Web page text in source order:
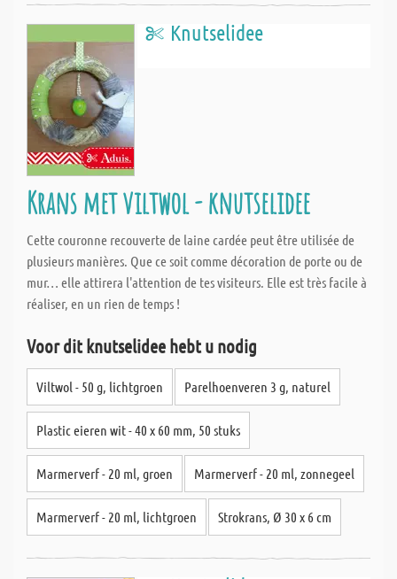
Knutselidee
Krans met viltwol - knutselidee
Cette couronne recouverte de laine cardée peut être utilisée de
plusieurs manières. Que ce soit comme décoration de porte ou de
mur… elle attirera l'attention de tes visiteurs. Elle est très facile à
réaliser, en un rien de temps !
Voor dit knutselidee hebt u nodig
Viltwol - 50 g, lichtgroen Parelhoenveren 3 g, naturel
Plastic eieren wit - 40 x 60 mm, 50 stuks
Marmerverf - 20 ml, groen Marmerverf - 20 ml, zonnegeel
Marmerverf - 20 ml, lichtgroen Strokrans, Ø 30 x 6 cm